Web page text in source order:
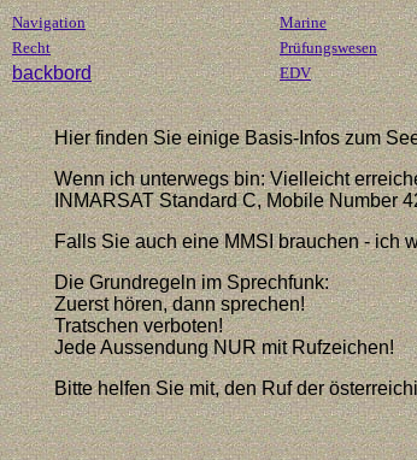
Navigation Marine
Recht
Prüfungswesen
backbord EDV
Hier finden Sie einige Basis-Infos zum
Wenn ich unterwegs bin: Vielleicht
INMARSAT Standard C, Mobile Number
Falls Sie auch eine MMSI brauchen - ich
Die Grundregeln im Sprechfunk:
Zuerst hören, dann sprechen!
Tratschen verboten!
Jede Aussendung NUR mit Rufzeichen!
Bitte helfen Sie mit, den Ruf der